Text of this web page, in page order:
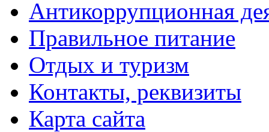
Антикоррупционная
Правильное питание
Отдых и туризм
Контакты, реквизиты
Карта сайта